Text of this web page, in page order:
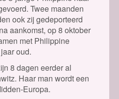
Twee maanden
ook zij gedeporteerd
aankomst, op 8 oktober
met Philippine
oud.
8 dagen eerder al
Haar man wordt een
Europa.